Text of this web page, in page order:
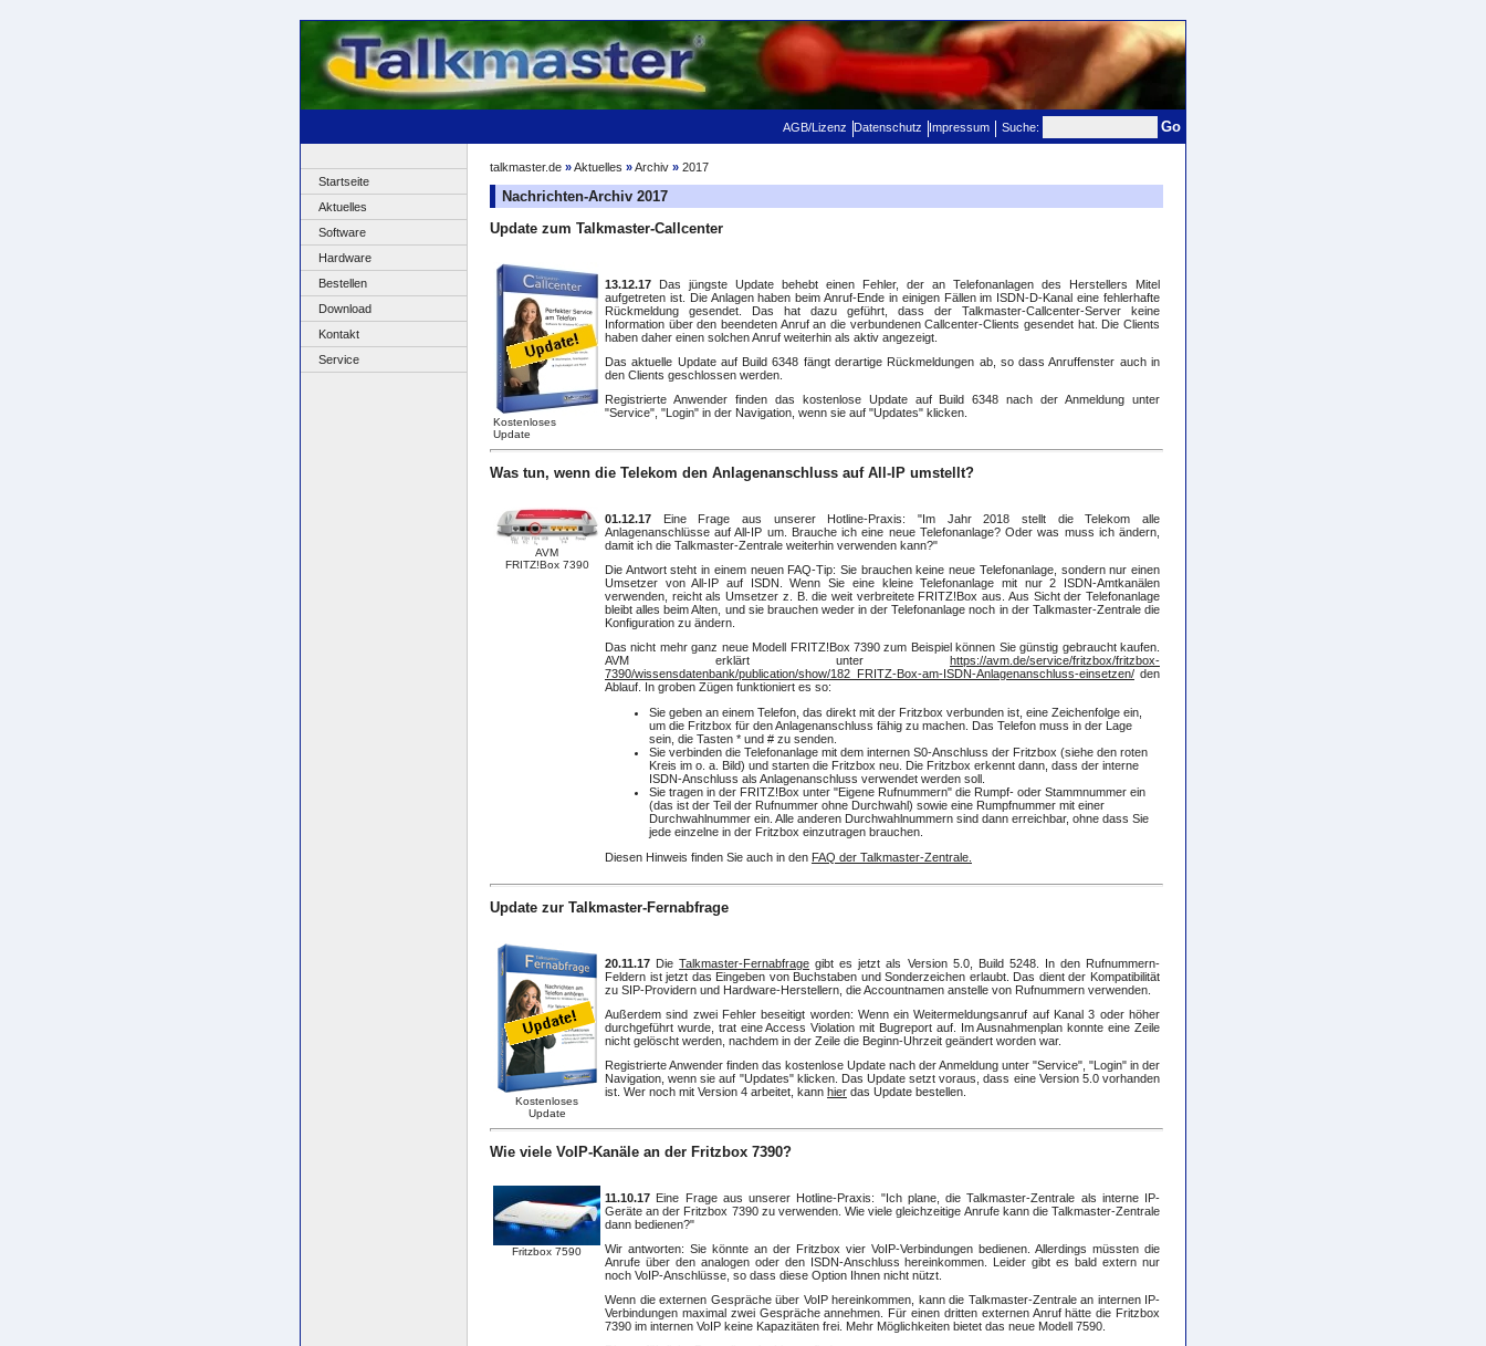
AGB/Lizenz Datenschutz Impressum Suche: Go
Startseite
Aktuelles
Software
Hardware
Bestellen
Download
Kontakt
Service
talkmaster.de »Aktuelles »Archiv » 2017
Nachrichten-Archiv 2017
Update zum Talkmaster-Callcenter
Kostenloses
Update
13.12.17 Das jüngste Update behebt einen Fehler, der an Telefonanlagen des Herstellers Mitel
aufgetreten ist. Die Anlagen haben beim Anruf-Ende in einigen Fällen im ISDN-D-Kanal eine fehlerhafte
Rückmeldung gesendet. Das hat dazu geführt, dass der Talkmaster-Callcenter-Server keine
Information über den beendeten Anruf an die verbundenen Callcenter-Clients gesendet hat. Die Clients
haben daher einen solchen Anruf weiterhin als aktiv angezeigt.
Das aktuelle Update auf Build 6348 fängt derartige Rückmeldungen ab, so dass Anruffenster auch in
den Clients geschlossen werden.
Registrierte Anwender finden das kostenlose Update auf Build 6348 nach der Anmeldung unter
"Service", "Login" in der Navigation, wenn sie auf "Updates" klicken.
Was tun, wenn die Telekom den Anlagenanschluss auf All-IP umstellt?
AVM
FRITZ!Box 7390
01.12.17 Eine Frage aus unserer Hotline-Praxis: "Im Jahr 2018 stellt die Telekom alle
Anlagenanschlüsse auf All-IP um. Brauche ich eine neue Telefonanlage? Oder was muss ich ändern,
damit ich die Talkmaster-Zentrale weiterhin verwenden kann?"
Die Antwort steht in einem neuen FAQ-Tip: Sie brauchen keine neue Telefonanlage, sondern nur einen
Umsetzer von All-IP auf ISDN. Wenn Sie eine kleine Telefonanlage mit nur 2 ISDN-Amtkanälen
verwenden, reicht als Umsetzer z. B. die weit verbreitete FRITZ!Box aus. Aus Sicht der Telefonanlage
bleibt alles beim Alten, und sie brauchen weder in der Telefonanlage noch in der Talkmaster-Zentrale die
Konfiguration zu ändern.
Das nicht mehr ganz neue Modell FRITZ!Box 7390 zum Beispiel können Sie günstig gebraucht kaufen.
AVM erklärt unter https://avm.de/service/fritzbox/fritzbox-
7390/wissensdatenbank/publication/show/182_FRITZ-Box-am-ISDN-Anlagenanschluss-einsetzen/ den
Ablauf. In groben Zügen funktioniert es so:
Sie geben an einem Telefon, das direkt mit der Fritzbox verbunden ist, eine Zeichenfolge ein,
um die Fritzbox für den Anlagenanschluss fähig zu machen. Das Telefon muss in der Lage
sein, die Tasten * und # zu senden.
Sie verbinden die Telefonanlage mit dem internen S0-Anschluss der Fritzbox (siehe den roten
Kreis im o. a. Bild) und starten die Fritzbox neu. Die Fritzbox erkennt dann, dass der interne
ISDN-Anschluss als Anlagenanschluss verwendet werden soll.
Sie tragen in der FRITZ!Box unter "Eigene Rufnummern" die Rumpf- oder Stammnummer ein
(das ist der Teil der Rufnummer ohne Durchwahl) sowie eine Rumpfnummer mit einer
Durchwahlnummer ein. Alle anderen Durchwahlnummern sind dann erreichbar, ohne dass Sie
jede einzelne in der Fritzbox einzutragen brauchen.
Diesen Hinweis finden Sie auch in den FAQ der Talkmaster-Zentrale.
Update zur Talkmaster-Fernabfrage
Kostenloses
Update
20.11.17 DieTalkmaster-Fernabfrage gibt es jetzt als Version 5.0, Build 5248. In den Rufnummern-
Feldern ist jetzt das Eingeben von Buchstaben und Sonderzeichen erlaubt. Das dient der Kompatibilität
zu SIP-Providern und Hardware-Herstellern, die Accountnamen anstelle von Rufnummern verwenden.
Außerdem sind zwei Fehler beseitigt worden: Wenn ein Weitermeldungsanruf auf Kanal 3 oder höher
durchgeführt wurde, trat eine Access Violation mit Bugreport auf. Im Ausnahmenplan konnte eine Zeile
nicht gelöscht werden, nachdem in der Zeile die Beginn-Uhrzeit geändert worden war.
Registrierte Anwender finden das kostenlose Update nach der Anmeldung unter "Service", "Login" in der
Navigation, wenn sie auf "Updates" klicken. Das Update setzt voraus, dass eine Version 5.0 vorhanden
ist. Wer noch mit Version 4 arbeitet, kann hier das Update bestellen.
Wie viele VoIP-Kanäle an der Fritzbox 7390?
Fritzbox 7590
11.10.17 Eine Frage aus unserer Hotline-Praxis: "Ich plane, die Talkmaster-Zentrale als interne IP-
Geräte an der Fritzbox 7390 zu verwenden. Wie viele gleichzeitige Anrufe kann die Talkmaster-Zentrale
dann bedienen?"
Wir antworten: Sie könnte an der Fritzbox vier VoIP-Verbindungen bedienen. Allerdings müssten die
Anrufe über den analogen oder den ISDN-Anschluss hereinkommen. Leider gibt es bald extern nur
noch VoIP-Anschlüsse, so dass diese Option Ihnen nicht nützt.
Wenn die externen Gespräche über VoIP hereinkommen, kann die Talkmaster-Zentrale an internen IP-
Verbindungen maximal zwei Gespräche annehmen. Für einen dritten externen Anruf hätte die Fritzbox
7390 im internen VoIP keine Kapazitäten frei. Mehr Möglichkeiten bietet das neue Modell 7590.